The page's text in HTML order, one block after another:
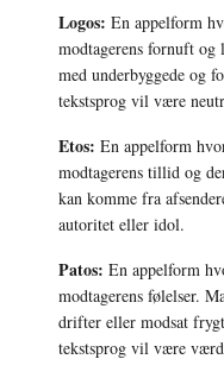
Logos: En appelform
modtagerens fornuft
med underbyggede og
tekstsprog vil være
Etos: En appelform
modtagerens tillid og
kan komme fra
autoritet eller idol.
Patos: En appelform
modtagerens følelser.
drifter eller modsat
tekstsprog vil være